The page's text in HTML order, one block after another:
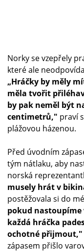
Norky se vzepřely
které ale
„Hráčky by měly
měla tvořit
by pak neměl být
centimetrů," praví
plážovou házenou.
Před úvodním
tým nátlaku, aby
norská
musely hrát v
postěžovala si do
pokud
každá hráčka
ochotné přijmout,"
zápasem přišlo